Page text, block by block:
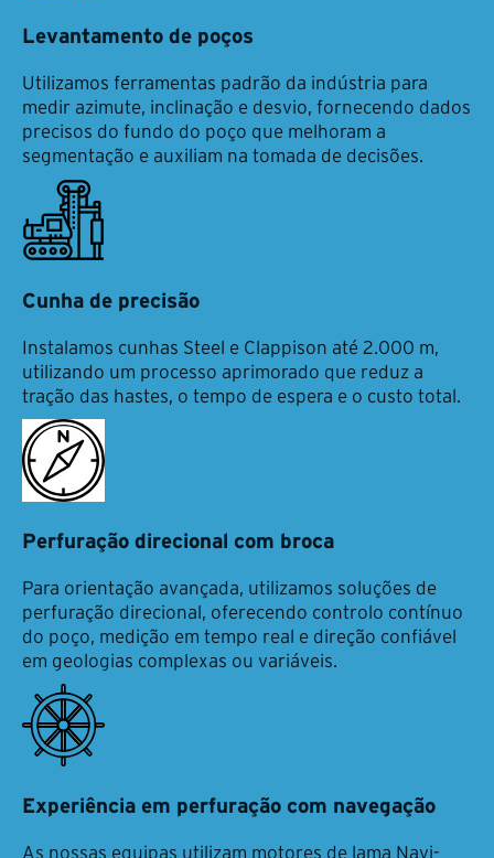
Levantamento de poços
Utilizamos ferramentas padrão da indústria para
medir azimute, inclinação e desvio, fornecendo dados
precisos do fundo do poço que melhoram a
segmentação e auxiliam na tomada de decisões.
Cunha de precisão
Instalamos cunhas Steel e Clappison até 2.000 m,
utilizando um processo aprimorado que reduz a
tração das hastes, o tempo de espera e o custo total.
Perfuração direcional com broca
Para orientação avançada, utilizamos soluções de
perfuração direcional, oferecendo controlo contínuo
do poço, medição em tempo real e direção confiável
em geologias complexas ou variáveis.
Experiência em perfuração com navegação
As nossas equipas utilizam motores de lama Navi-